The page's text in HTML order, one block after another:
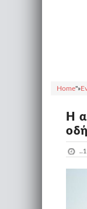
Home"»
H
..